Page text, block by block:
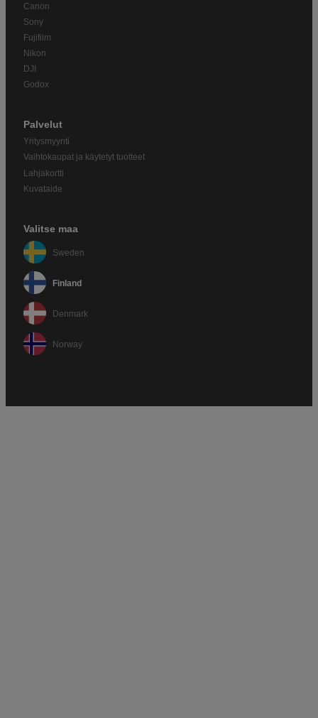
Canon
Sony
Fujifilm
Nikon
DJI
Godox
Palvelut
Yritysmyynti
Vaihtokaupat ja käytetyt tuotteet
Lahjakortti
Kuvataide
Valitse maa
Sweden
Finland
Denmark
Norway